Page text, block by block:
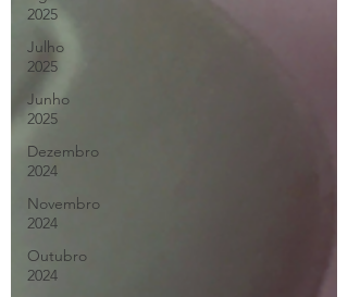
2025
Julho
2025
Junho
2025
Dezembro
2024
Novembro
2024
Outubro
2024